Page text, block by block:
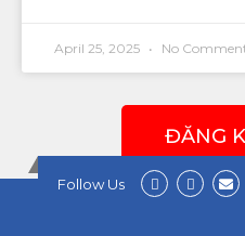
April 25, 2025 No
ĐĂNG
Follow Us